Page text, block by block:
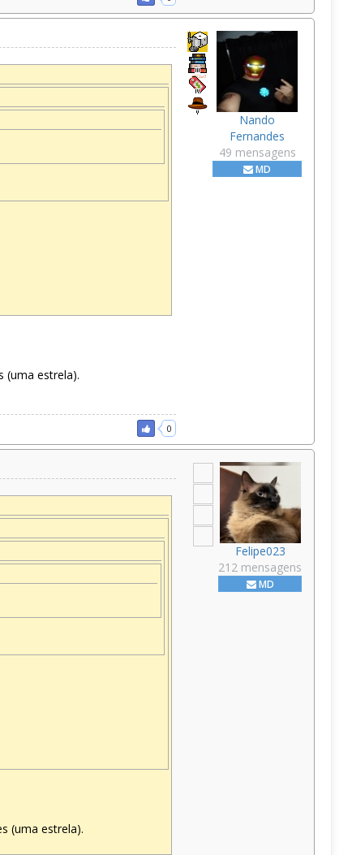
Nando
Fernandes
49 mensagens
MD
(uma estrela).
0
Felipe023
212 mensagens
MD
(uma estrela).